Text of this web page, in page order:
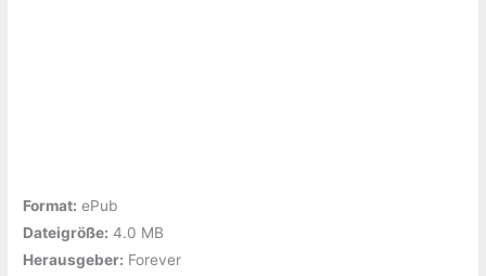
Format: ePub
Dateigröße: ‎4.0 MB
Herausgeber: ‎Forever